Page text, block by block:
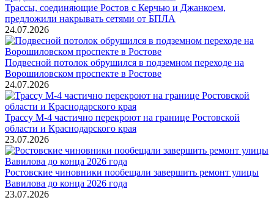
Трассы, соединяющие Ростов с Керчью и Джанкоем,
предложили накрывать сетями от БПЛА
24.07.2026
Подвесной потолок обрушился в подземном переходе на
Ворошиловском проспекте в Ростове
24.07.2026
Трассу М-4 частично перекроют на границе Ростовской
области и Краснодарского края
23.07.2026
Ростовские чиновники пообещали завершить ремонт улицы
Вавилова до конца 2026 года
23.07.2026